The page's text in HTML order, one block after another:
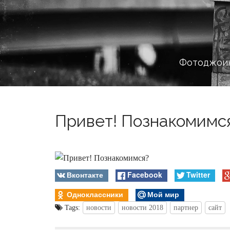
Привет!
Вконтакте Facebook Twitter
Одноклассники
Мой мир
Tags: новости новости 2018 партнер сайт